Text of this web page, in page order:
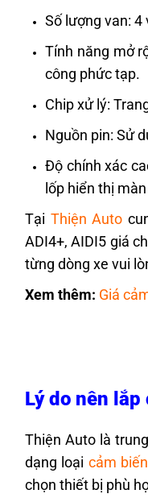
Số lượng van: 4
Tính năng mở
công phức tạp.
Chip xử lý:
Nguồn pin: Sử
Độ chính xác
lốp hiển thị
Tại Thiện Auto
ADI4+, AIDI5 giá
từng dòng xe vui
Xem thêm: Giá
Lý do nên
Thiện Auto là
dạng loại cảm
chọn thiết bị phù